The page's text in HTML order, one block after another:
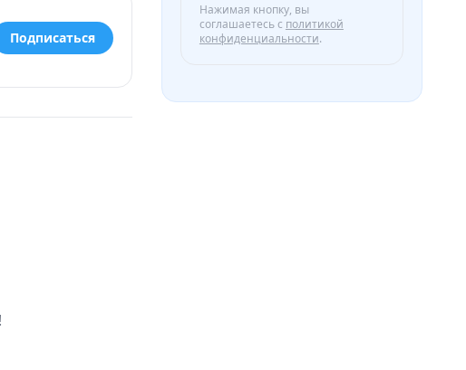
Подписаться
Нажимая кнопку, вы
соглашаетесь с политикой
конфиденциальности.